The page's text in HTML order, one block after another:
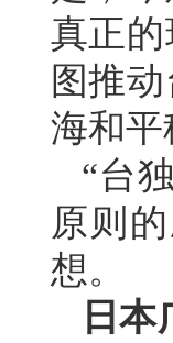
真正
图推
海和平
“台
原则
想。
日